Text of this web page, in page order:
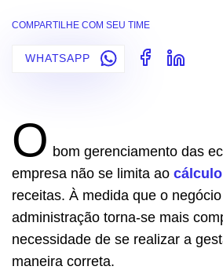
COMPARTILHE COM SEU TIME
WHATSAPP
O bom gerenciamento das
empresa não se limita ao
receitas. À medida que o
administração torna-se mais
necessidade de se realizar a
maneira correta.